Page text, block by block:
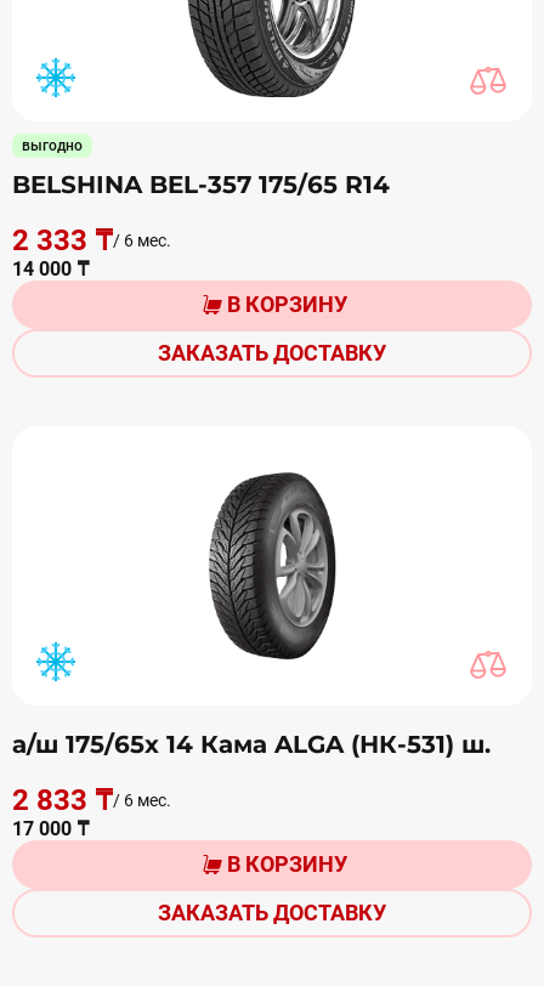
выгодно
BELSHINA BEL-357 175/65 R14
2 333 ₸/ 6 мес.
14 000 ₸
В КОРЗИНУ
ЗАКАЗАТЬ ДОСТАВКУ
а/ш 175/65х 14 Кама ALGA (НК-531) ш.
2 833 ₸/ 6 мес.
17 000 ₸
В КОРЗИНУ
ЗАКАЗАТЬ ДОСТАВКУ